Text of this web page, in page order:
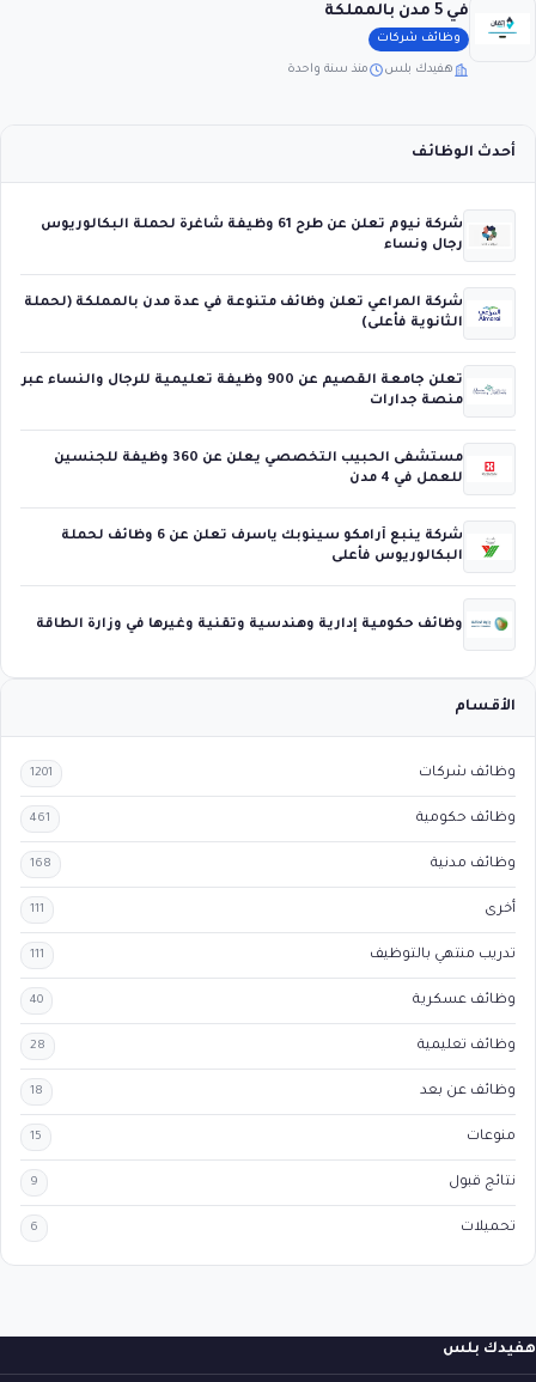
في 5 مدن بالمملكة
وظائف شركات
هفيدك بلس منذ سنة واحدة
أحدث الوظائف
شركة نيوم تعلن عن طرح 61 وظيفة شاغرة لحملة البكالوريوس
رجال ونساء
شركة المراعي تعلن وظائف متنوعة في عدة مدن بالمملكة (لحملة
الثانوية فأعلى)
تعلن جامعة القصيم عن 900 وظيفة تعليمية للرجال والنساء عبر
منصة جدارات
مستشفى الحبيب التخصصي يعلن عن 360 وظيفة للجنسين
للعمل في 4 مدن
شركة ينبع أرامكو سينوبك ياسرف تعلن عن 6 وظائف لحملة
البكالوريوس فأعلى
وظائف حكومية إدارية وهندسية وتقنية وغيرها في وزارة الطاقة
الأقسام
وظائف شركات 1201
وظائف حكومية 461
وظائف مدنية 168
أخرى 111
تدريب منتهي بالتوظيف 111
وظائف عسكرية 40
وظائف تعليمية 28
وظائف عن بعد 18
منوعات 15
نتائج قبول 9
تحميلات 6
هفيدك بلس